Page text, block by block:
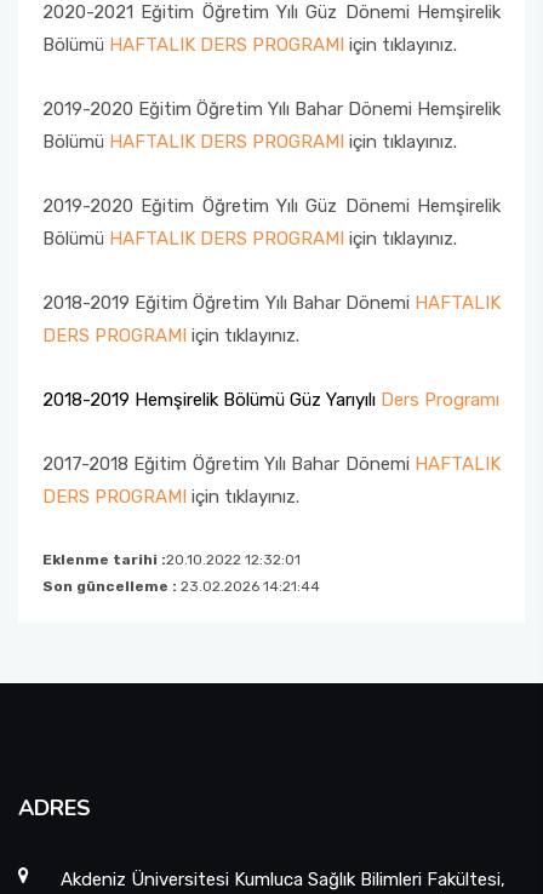
2020-2021 Eğitim Öğretim Yılı Güz Dönemi Hemşirelik
Bölümü HAFTALIK DERS PROGRAMI için tıklayınız.
2019-2020 Eğitim Öğretim Yılı Bahar Dönemi Hemşirelik
Bölümü HAFTALIK DERS PROGRAMI için tıklayınız.
2019-2020 Eğitim Öğretim Yılı Güz Dönemi Hemşirelik
Bölümü HAFTALIK DERS PROGRAMI için tıklayınız.
2018-2019 Eğitim Öğretim Yılı Bahar Dönemi HAFTALIK
DERS PROGRAMI için tıklayınız.
2018-2019 Hemşirelik Bölümü Güz Yarıyılı Ders Programı
2017-2018 Eğitim Öğretim Yılı Bahar Dönemi HAFTALIK
DERS PROGRAMI için tıklayınız.
Eklenme tarihi :20.10.2022 12:32:01
Son güncelleme : 23.02.2026 14:21:44
ADRES
Akdeniz Üniversitesi Kumluca Sağlık Bilimleri Fakültesi,